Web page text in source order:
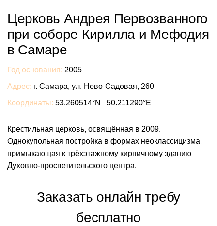
Церковь Андрея Первозванного
при соборе Кирилла и Мефодия
в Самаре
Год основания: 2005
Адрес: г. Самара, ул. Ново-Садовая, 260
Координаты: 53.260514°N 50.211290°E
Крестильная церковь, освящённая в 2009.
Однокупольная постройка в формах неоклассицизма,
примыкающая к трёхэтажному кирпичному зданию
Духовно-просветительского центра.
Заказать онлайн требу
бесплатно